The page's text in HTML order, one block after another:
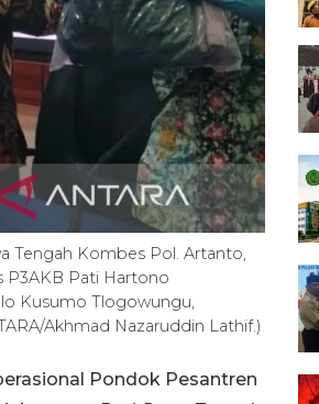
Tengah Kombes Pol. Artanto,
P3AKB Pati Hartono
Kusumo Tlogowungu,
Akhmad Nazaruddin Lathif.)
Pondok Pesantren